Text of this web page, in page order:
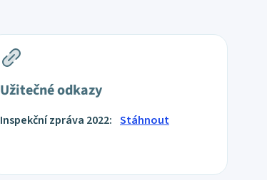
Užitečné odkazy
Inspekční zpráva 2022: Stáhnout